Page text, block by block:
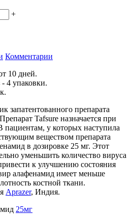
+
Комментарии
10 дней.
4 упаковки.
запатентованного препарата
Tafsure назначается при
пациентам, у которых наступила
веществом препарата
в дозировке 25 мг. Этот
уменьшить количество вируса
к улучшению состояния
алафенамид имеет меньше
костной ткани.
Aprazer, Индия.
25мг